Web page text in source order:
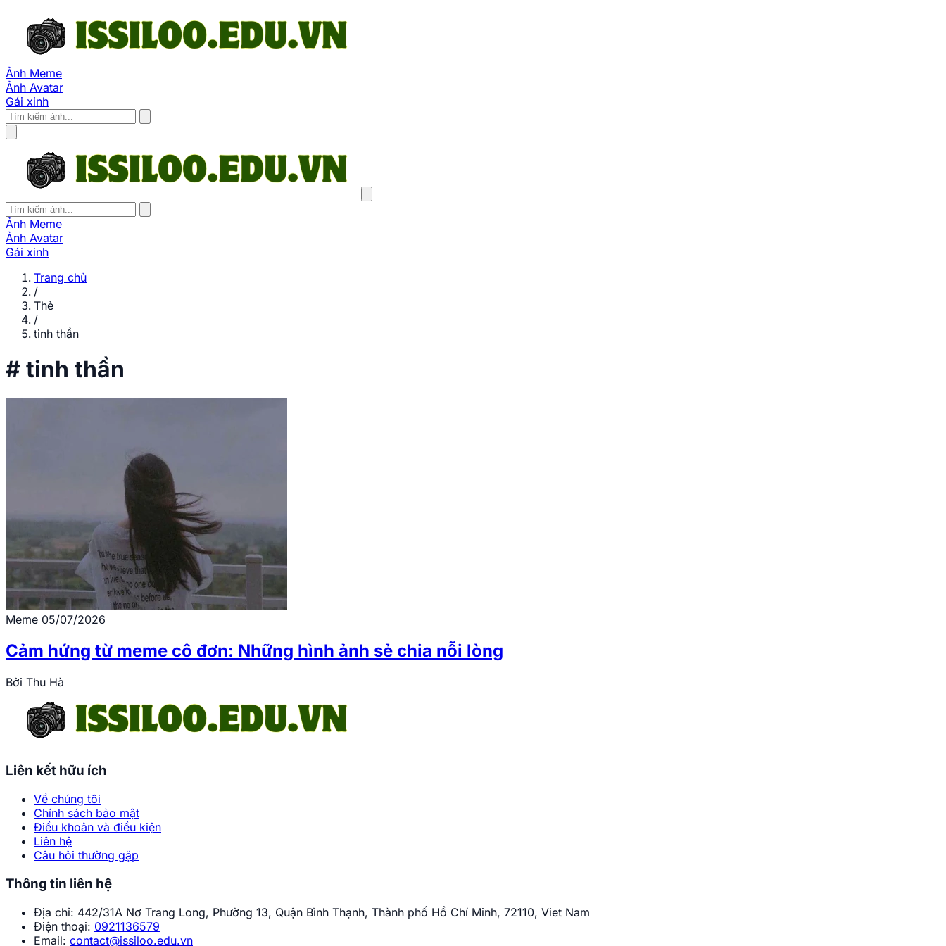
Ảnh Meme
Ảnh Avatar
Gái xinh
Ảnh Meme
Ảnh Avatar
Gái xinh
Trang chủ
/
Thẻ
/
tinh thần
# tinh thần
Meme 05/07/2026
Cảm hứng từ meme cô đơn: Những hình ảnh sẻ chia nỗi lòng
Bởi Thu Hà
Liên kết hữu ích
Về chúng tôi
Chính sách bảo mật
Điều khoản và điều kiện
Liên hệ
Câu hỏi thường gặp
Thông tin liên hệ
Địa chỉ: 442/31A Nơ Trang Long, Phường 13, Quận Bình Thạnh, Thành phố Hồ Chí Minh, 72110, Viet Nam
Điện thoại: 0921136579
Email: contact@issiloo.edu.vn